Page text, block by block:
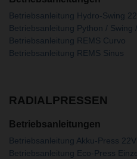
Betriebsanleitung Hydro-Swing
Betriebsanleitung Python / Swing
Betriebsanleitung REMS Curvo
Betriebsanleitung REMS Sinus
RADIALPRESSEN
Betriebsanleitungen
Betriebsanleitung Akku-Press
Betriebsanleitung Eco-Press